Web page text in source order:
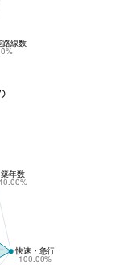
路線数
快速・急行
100.00%
築年数